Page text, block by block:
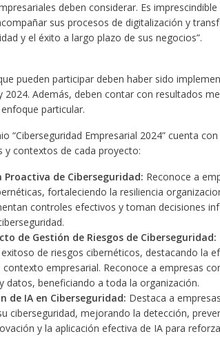
deben considerar. Es
sus procesos de digitalización y
y el éxito a largo plazo de sus negocios”.
pueden participar deben haber sido
Además, deben contar con resultados
particular.
“Ciberseguridad Empresarial 2024” cuenta
y contextos de cada proyecto:
de Ciberseguridad: Reconoce a
fortaleciendo la resiliencia
controles efectivos y toman decisiones
de Gestión de Riesgos de Ciberseguridad:
de riesgos cibernéticos, destacando la
empresarial. Reconoce a empresas
datos, beneficiando a toda la organización.
de IA en Ciberseguridad: Destaca a
ciberseguridad, mejorando la detección,
y la aplicación efectiva de IA para